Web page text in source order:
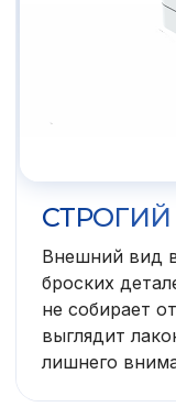
Внешний вид
броских
не собирает
выглядит
лишнего